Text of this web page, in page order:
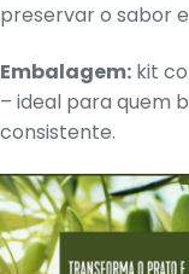
preservar o sabor
Embalagem: kit
– ideal para quem
consistente.